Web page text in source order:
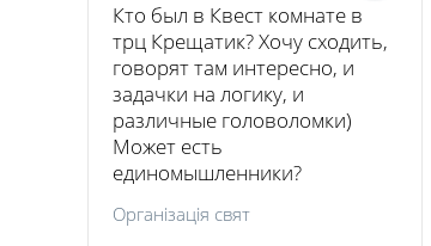
Кто был в Квест комнате в
трц Крещатик? Хочу сходить,
говорят там интересно, и
задачки на логику, и
различные головоломки)
Может есть
единомышленники?
Організація свят